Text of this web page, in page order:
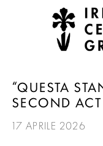
“QUESTA
SECOND
17 APRILE 2026